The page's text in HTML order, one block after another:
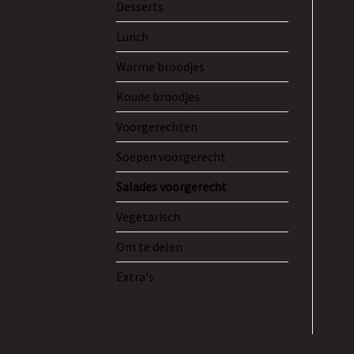
Desserts
Lunch
Warme broodjes
Koude broodjes
Voorgerechten
Soepen voorgerecht
Salades voorgerecht
Vegetarisch
Om te delen
Extra's